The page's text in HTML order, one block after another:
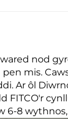
nod
mis.
Ar ôl
FITCO'r
6-8